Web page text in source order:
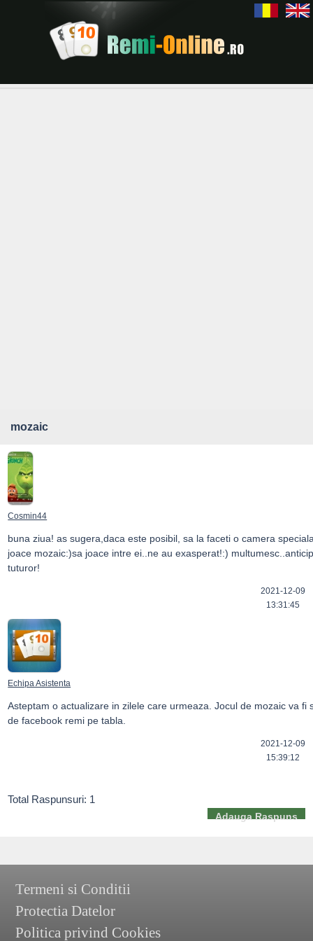
mozaic
Cosmin44
buna ziua! as sugera,daca este posibil, sa la faceti o camera
joace mozaic:)sa joace intre ei..ne au exasperat!:)
tuturor!
2021-12-09
13:31:45
Echipa Asistenta
Asteptam o actualizare in zilele care urmeaza. Jocul de mozaic va
de facebook remi pe tabla.
2021-12-09
15:39:12
Total Raspunsuri: 1
Adauga Raspuns
Termeni si Conditii
Protectia Datelor
Politica privind Cookies